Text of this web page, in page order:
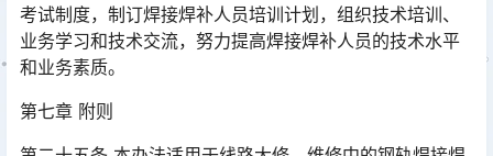
考试制度，制订焊接焊补人员培训计划，组织技术培训、
业务学习和技术交流，努力提高焊接焊补人员的技术水平
和业务素质。󠅅󠅃󠄵󠅂󠄪󠇖󠆨󠆨󠇕󠆞󠆒󠅬󠇘󠆭󠆘󠇙󠆝󠅵󠇗󠆭󠆁󠄐󠇗󠅹󠅸󠇖󠆍󠅳󠇖󠅹󠅰󠇖󠆌󠅹
第七章 附则